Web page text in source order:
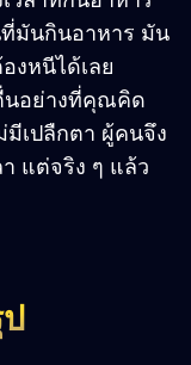
มันกินอาหาร มัน
งหนีได้เลย
นอย่างที่คุณคิด
มีเปลืกตา ผู้คนจึง
แต่จริง ๆ แล้ว